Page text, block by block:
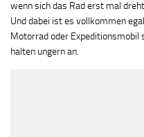
wenn sich das Rad erst mal
Und dabei ist es vollkommen
Motorrad oder Expeditionsmobil
halten ungern an.